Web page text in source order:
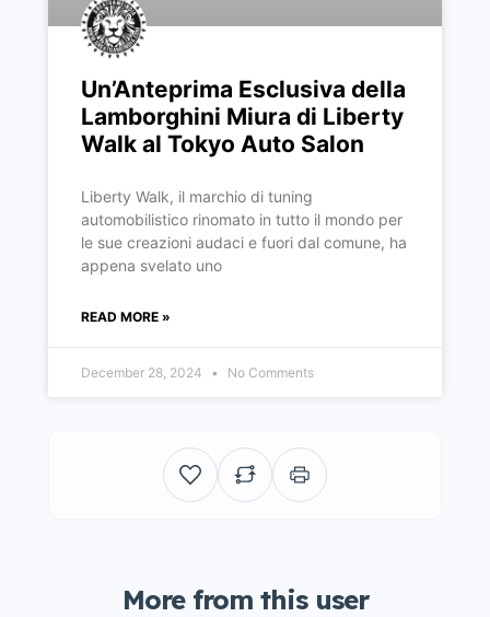
Un’Anteprima Esclusiva della
Lamborghini Miura di Liberty
Walk al Tokyo Auto Salon
Liberty Walk, il marchio di tuning
automobilistico rinomato in tutto il mondo per
le sue creazioni audaci e fuori dal comune, ha
appena svelato uno
READ MORE »
December 28, 2024 No Comments
More from this user